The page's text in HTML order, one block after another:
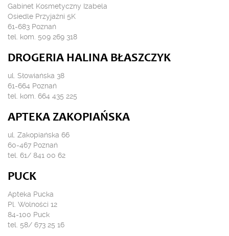
Gabinet Kosmetyczny Izabela
Osiedle Przyjaźni 5K
61-683 Poznań
tel. kom. 509 269 318
DROGERIA HALINA BŁASZCZYK
ul. Słowiańska 38
61-664 Poznań
tel. kom. 664 435 225
APTEKA ZAKOPIAŃSKA
ul. Zakopiańska 66
60-467 Poznań
tel. 61/ 841 00 62
PUCK
Apteka Pucka
Pl. Wolności 12
84-100 Puck
tel. 58/ 673 25 16